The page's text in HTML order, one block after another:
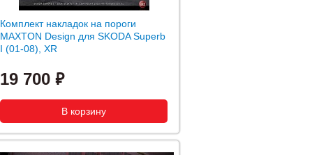
Комплект накладок на пороги
MAXTON Design для SKODA Superb
I (01-08), XR
19 700